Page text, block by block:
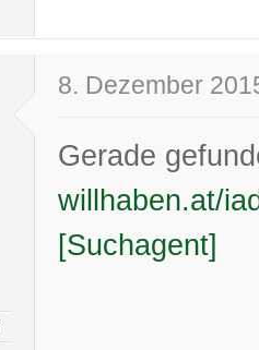
8. Dezember
Gerade
willhaben.at/
[Suchagent]